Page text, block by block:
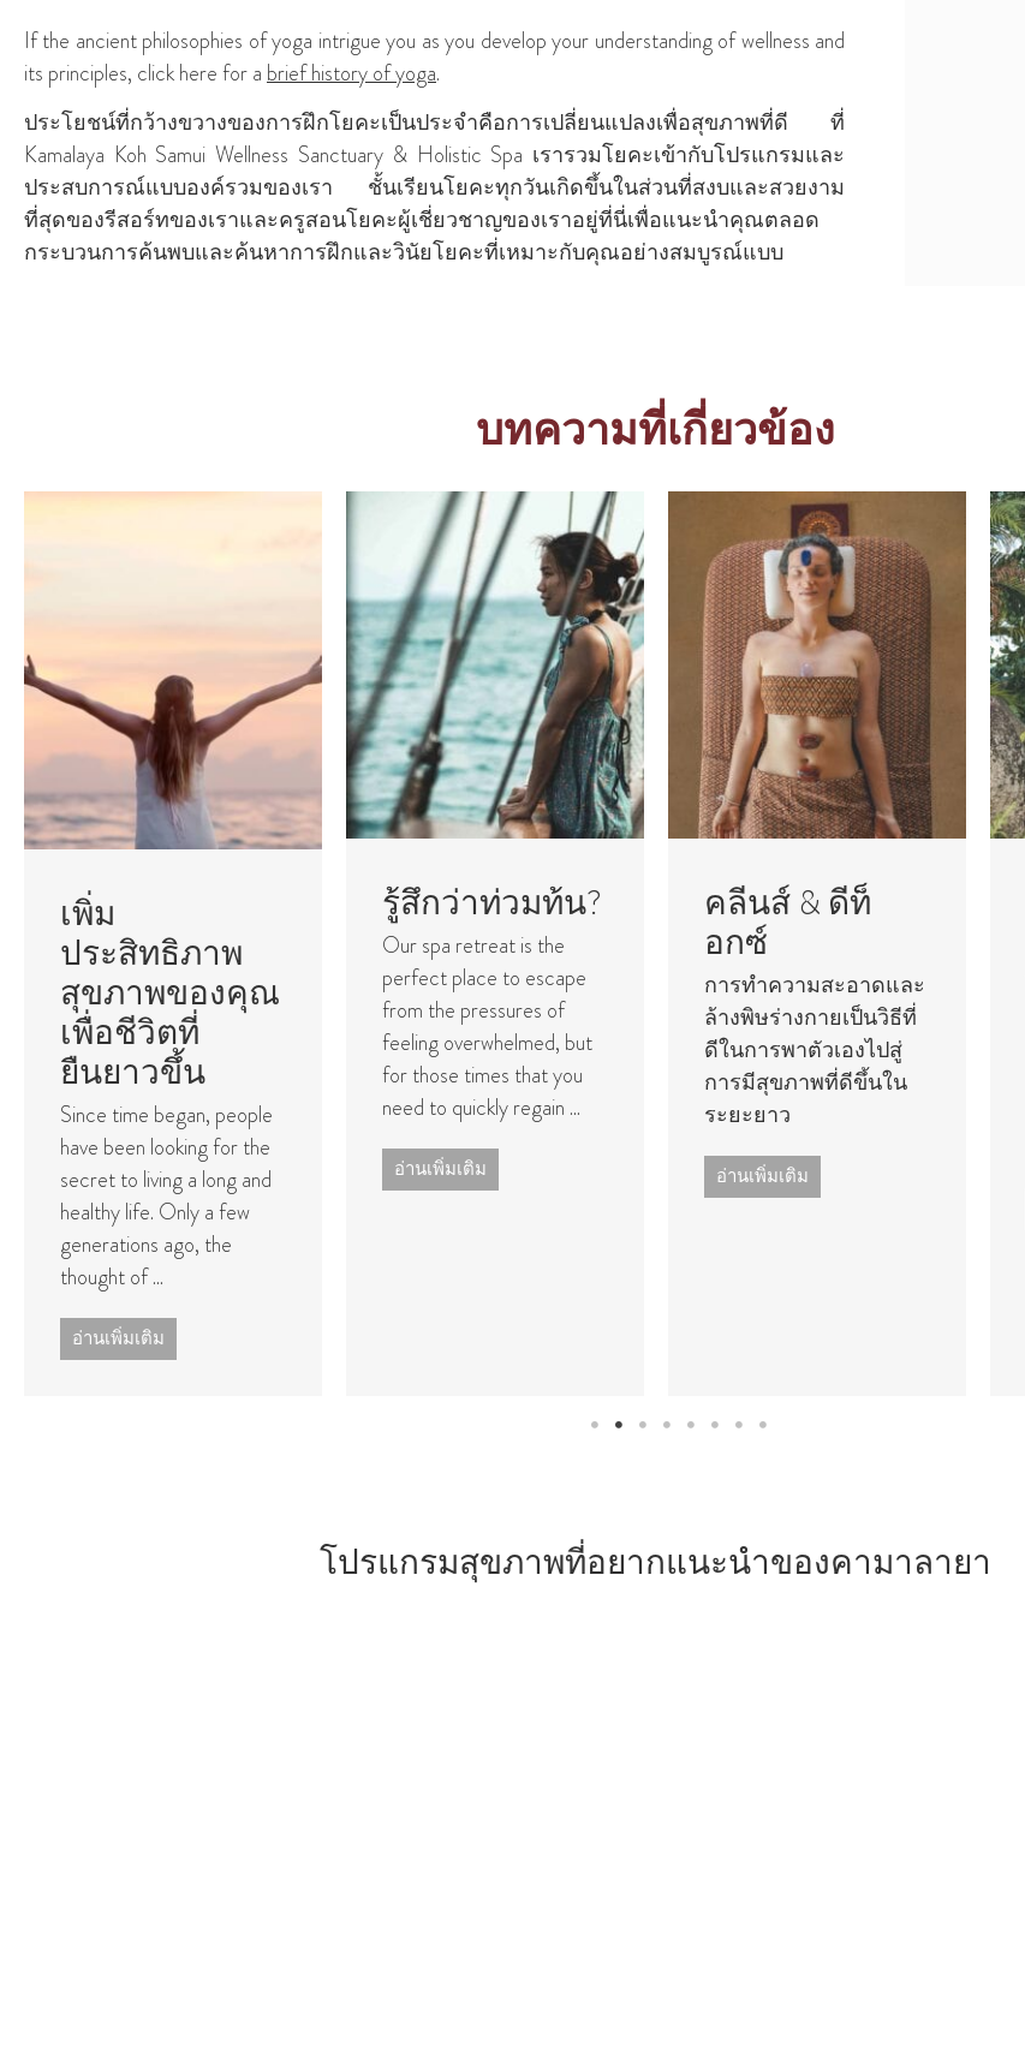
If the ancient philosophies of yoga intrigue you as you develop your understanding of wellness and
its principles, click here for a brief history of yoga.
ประโยชน์ที่กว้างขวางของการฝึกโยคะเป็นประจําคือการเปลี่ยนแปลงเพื่อสุขภาพที่ดี ที่
Kamalaya Koh Samui Wellness Sanctuary & Holistic Spa เรารวมโยคะเข้ากับโปรแกรมและ
ประสบการณ์แบบองค์รวมของเรา ชั้นเรียนโยคะทุกวันเกิดขึ้นในส่วนที่สงบและสวยงาม
ที่สุดของรีสอร์ทของเราและครูสอนโยคะผู้เชี่ยวชาญของเราอยู่ที่นี่เพื่อแนะนําคุณตลอด
กระบวนการค้นพบและค้นหาการฝึกและวินัยโยคะที่เหมาะกับคุณอย่างสมบูรณ์แบบ
บทความที่เกี่ยวข้อง
เพิ่ม
ประสิทธิภาพ
สุขภาพของคุณ
เพื่อชีวิตที่
ยืนยาวขึ้น
Since time began, people
have been looking for the
secret to living a long and
healthy life. Only a few
generations ago, the
thought of ...
อ่านเพิ่มเติม
รู้สึกว่าท่วมท้น?
Our spa retreat is the
perfect place to escape
from the pressures of
feeling overwhelmed, but
for those times that you
need to quickly regain ...
อ่านเพิ่มเติม
คลีนส์ & ดีท็
อกซ์
การทําความสะอาดและ
ล้างพิษร่างกายเป็นวิธีที่
ดีในการพาตัวเองไปสู่
การมีสุขภาพที่ดีขึ้นใน
ระยะยาว
อ่านเพิ่มเติม
โปรแกรมสุขภาพที่อยากแนะนําของคามาลายา